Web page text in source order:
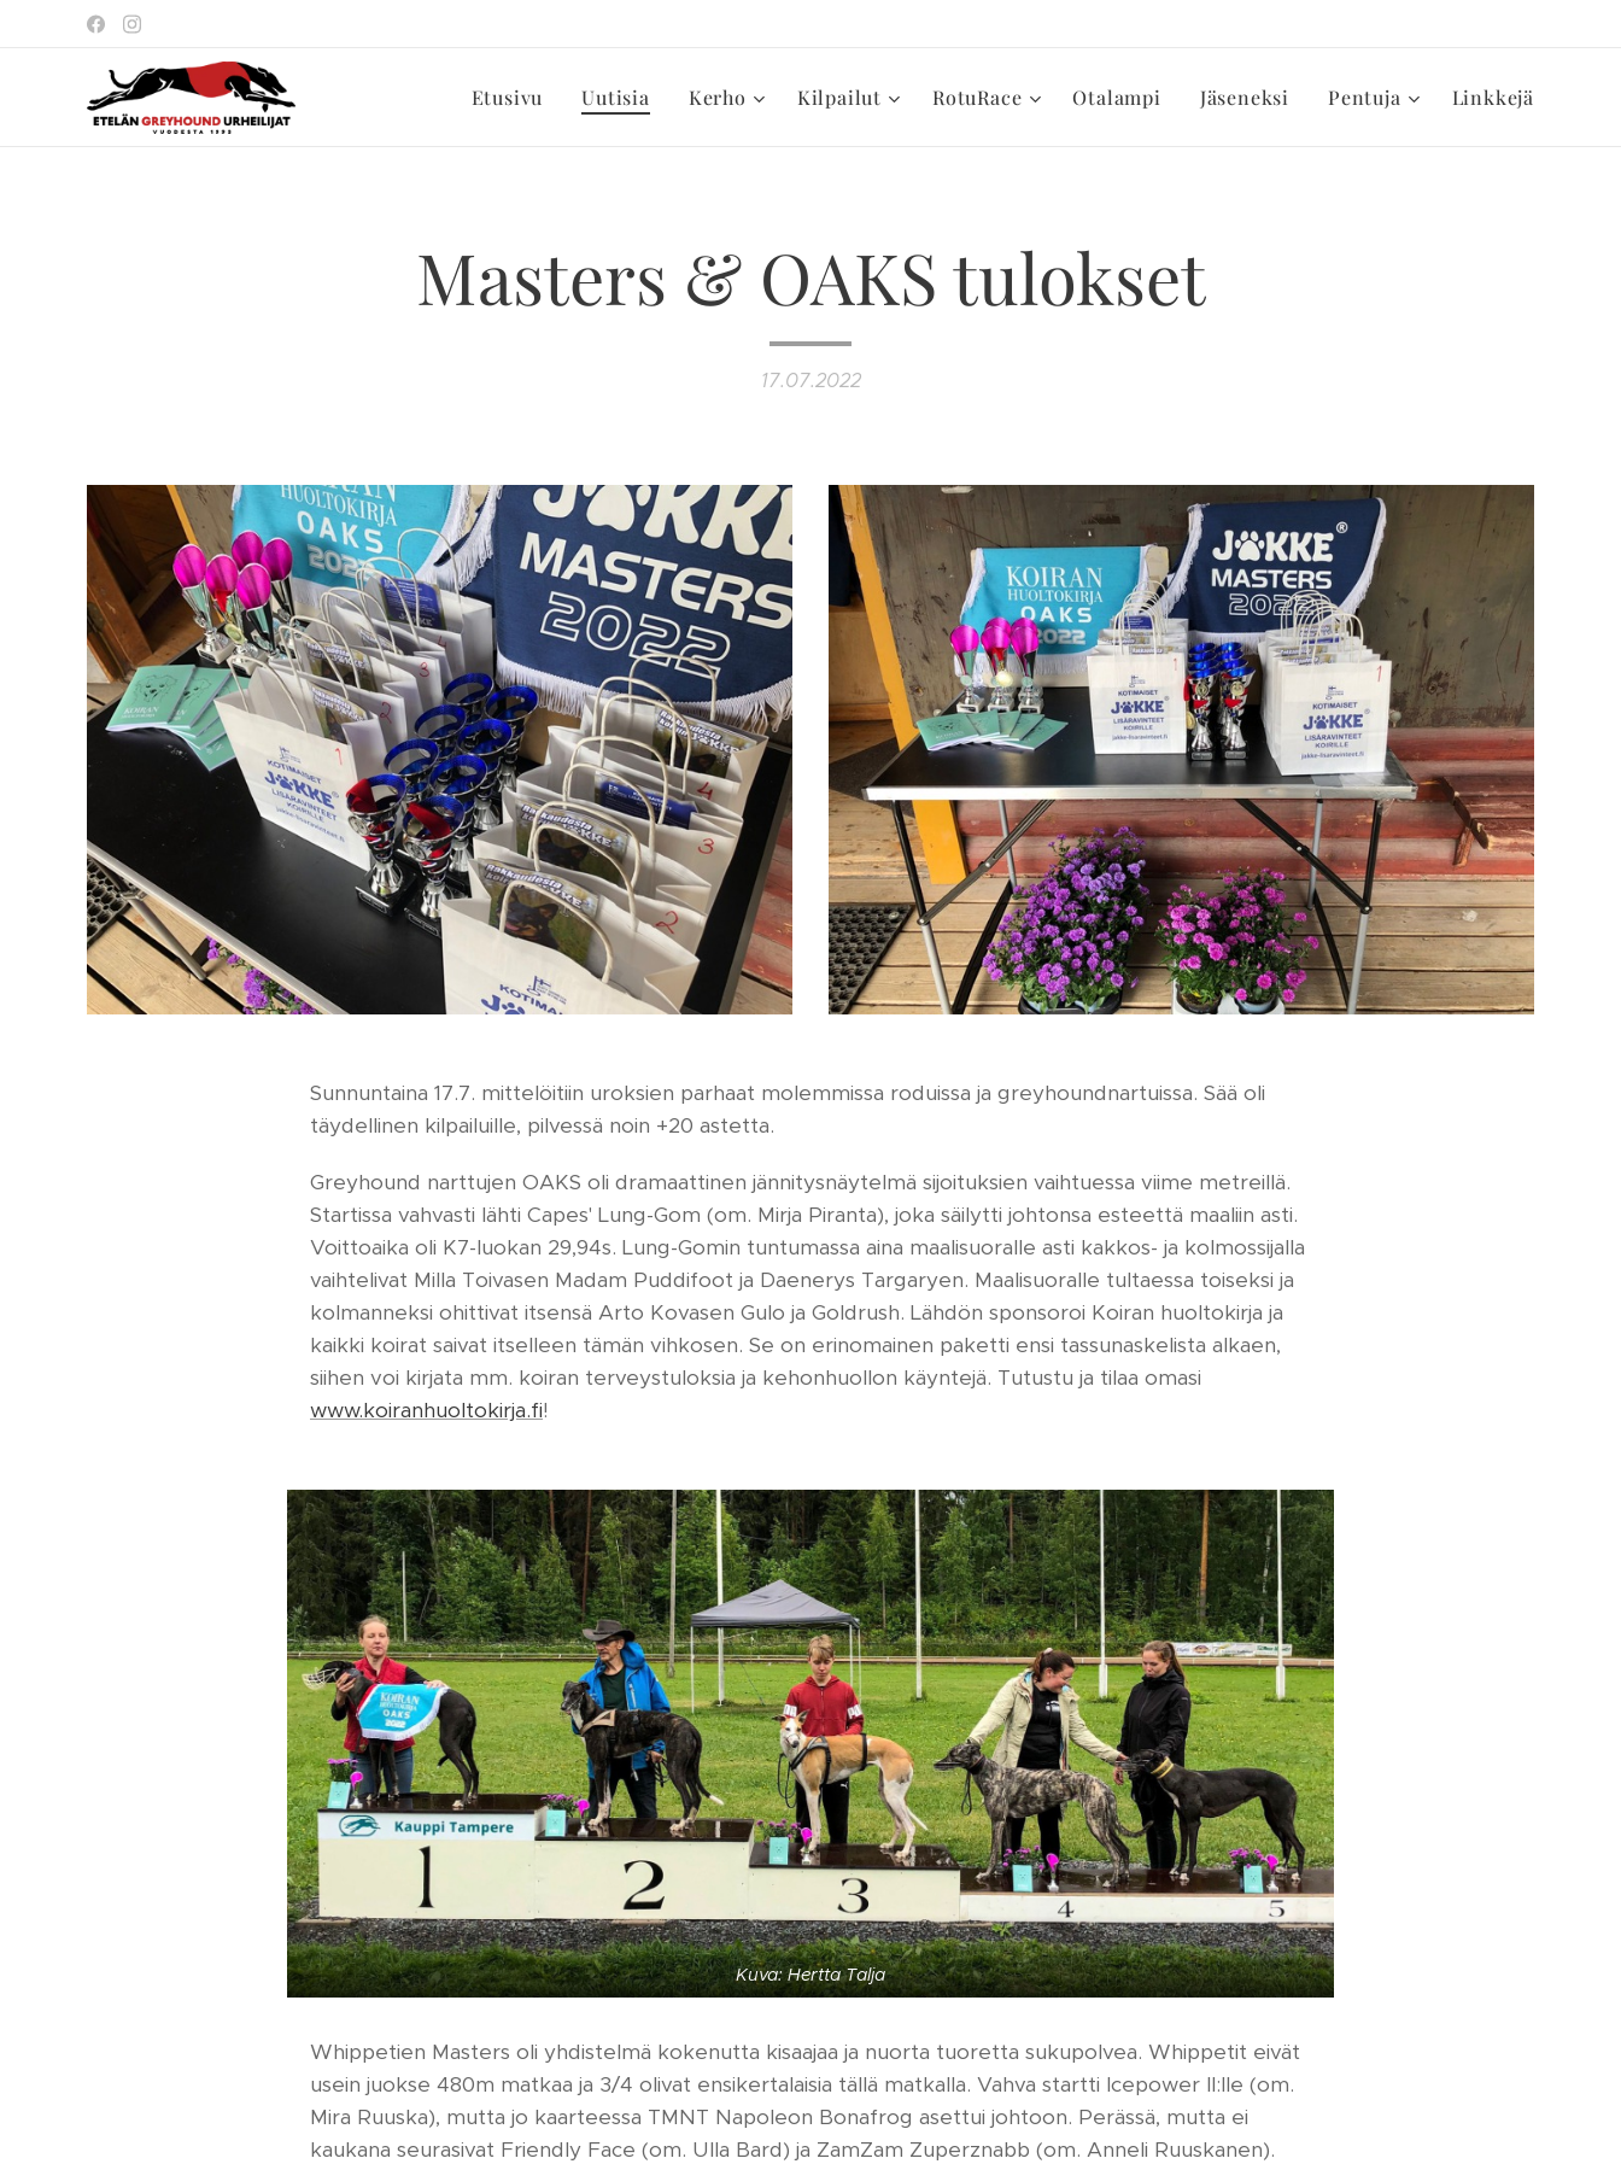
Etusivu Uutisia Kerho Kilpailut RotuRace Otalampi Jäseneksi Pentuja Linkkejä
Masters & OAKS tulokset
17.07.2022
Sunnuntaina 17.7. mittelöitiin uroksien parhaat molemmissa roduissa ja greyhoundnartuissa. Sää oli
täydellinen kilpailuille, pilvessä noin +20 astetta.
Greyhound narttujen OAKS oli dramaattinen jännitysnäytelmä sijoituksien vaihtuessa viime metreillä.
Startissa vahvasti lähti Capes' Lung-Gom (om. Mirja Piranta), joka säilytti johtonsa esteettä maaliin asti.
Voittoaika oli K7-luokan 29,94s. Lung-Gomin tuntumassa aina maalisuoralle asti kakkos- ja kolmossijalla
vaihtelivat Milla Toivasen Madam Puddifoot ja Daenerys Targaryen. Maalisuoralle tultaessa toiseksi ja
kolmanneksi ohittivat itsensä Arto Kovasen Gulo ja Goldrush. Lähdön sponsoroi Koiran huoltokirja ja
kaikki koirat saivat itselleen tämän vihkosen. Se on erinomainen paketti ensi tassunaskelista alkaen,
siihen voi kirjata mm. koiran terveystuloksia ja kehonhuollon käyntejä. Tutustu ja tilaa omasi
www.koiranhuoltokirja.fi!
Kuva: Hertta Talja
Whippetien Masters oli yhdistelmä kokenutta kisaajaa ja nuorta tuoretta sukupolvea. Whippetit eivät
usein juokse 480m matkaa ja 3/4 olivat ensikertalaisia tällä matkalla. Vahva startti Icepower II:lle (om.
Mira Ruuska), mutta jo kaarteessa TMNT Napoleon Bonafrog asettui johtoon. Perässä, mutta ei
kaukana seurasivat Friendly Face (om. Ulla Bard) ja ZamZam Zuperznabb (om. Anneli Ruuskanen).